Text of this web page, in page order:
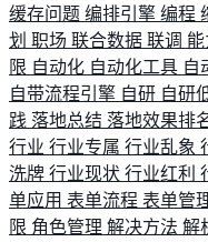
缓存问题 编排引擎 编程
划 职场 联合数据 联调
限 自动化 自动化工具 自
自带流程引擎 自研 自研
践 落地总结 落地效果排
行业 行业专属 行业乱象
洗牌 行业现状 行业红利
单应用 表单流程 表单管
限 角色管理 解决方法 解